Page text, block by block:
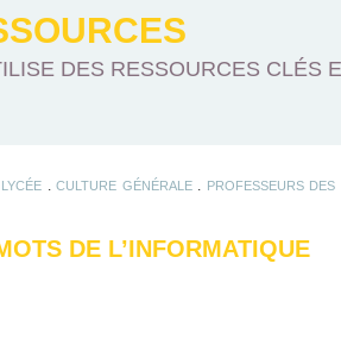
DES RESSOURCES CLÉS
LYCÉE .CULTURE GÉNÉRALE. PROFESSEURS DES
DE L’INFORMATIQUE